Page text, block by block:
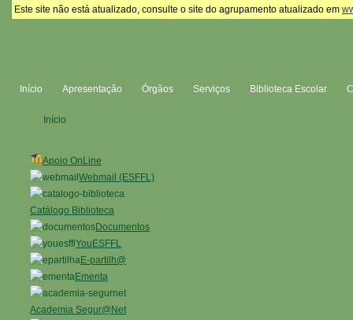
Este site não está atualizado, consulte o site do agrupamento atualizado em
Início Apresentação Órgãos Serviços Biblioteca Escolar
Apoio OnLine
Webmail (ESFFL)
Catálogo Biblioteca
Documentos
YouESFFL
E-partilh@
Ementa
Academia Segur@Net
Início